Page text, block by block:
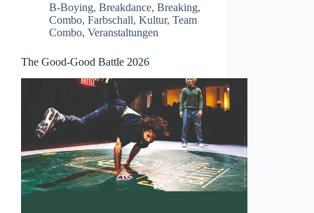
B-Boying, Breakdance, Breaking,
Combo, Farbschall, Kultur, Team
Combo, Veranstaltungen
The Good-Good Battle 2026